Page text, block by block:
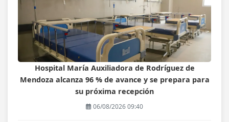
Hospital María Auxiliadora de Rodríguez de
Mendoza alcanza 96 % de avance y se prepara para
su próxima recepción
06/08/2026 09:40